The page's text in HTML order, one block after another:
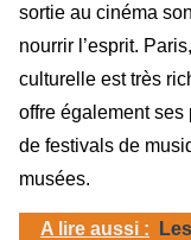
sortie au cinéma
nourrir l’esprit.
culturelle est très
offre également ses
de festivals de
musées.
A lire aussi :